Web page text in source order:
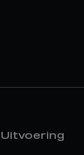
Uitvoering